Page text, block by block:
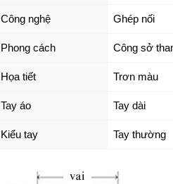
Công nghệ Ghép nối
Phong cách Công sở
Họa tiết Trơn màu
Tay áo Tay dài
Kiểu tay Tay thường